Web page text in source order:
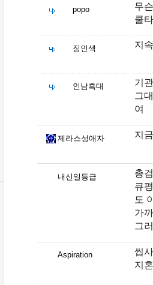
popo
무
쿨
징인섹 지
인남흑대
기
그
여
제라스성애자 지
내신일등급
총
큐
도
가
그
Aspiration
씹
지